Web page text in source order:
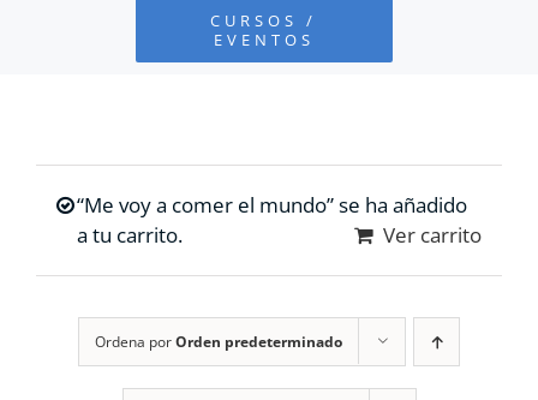
CURSOS /
EVENTOS
“Me voy a comer el mundo” se ha añadido
a tu carrito.
Ver carrito
Ordena porOrden predeterminado